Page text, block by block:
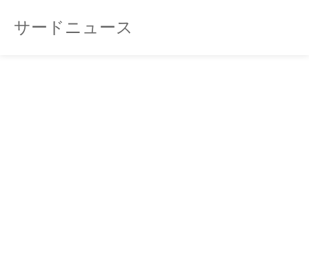
サードニュース